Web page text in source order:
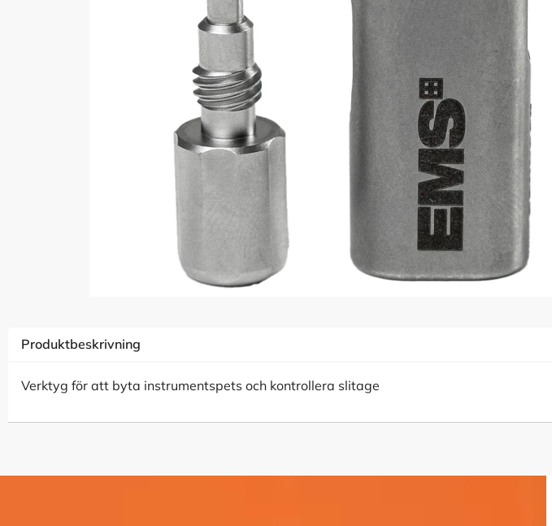
Produktbeskrivning
Verktyg för att byta instrumentspets och kontrollera slitage